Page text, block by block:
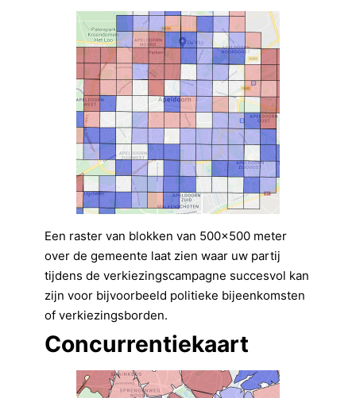
Een raster van blokken van 500×500 meter
over de gemeente laat zien waar uw partij
tijdens de verkiezingscampagne succesvol kan
zijn voor bijvoorbeeld politieke bijeenkomsten
of verkiezingsborden.
Concurrentiekaart